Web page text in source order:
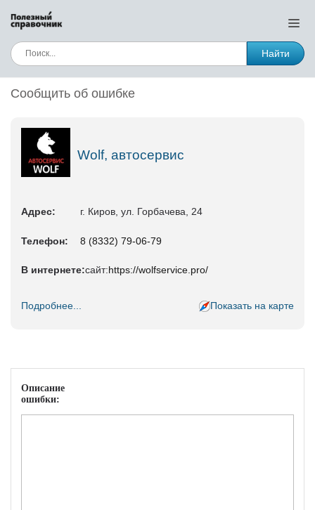
Найти
Сообщить об ошибке
Wolf, автосервис
Адрес: г. Киров, ул. Горбачева, 24
Телефон: 8 (8332) 79-06-79
В интернете:сайт:https://wolfservice.pro/
Подробнее... Показать на карте
Описание
ошибки: